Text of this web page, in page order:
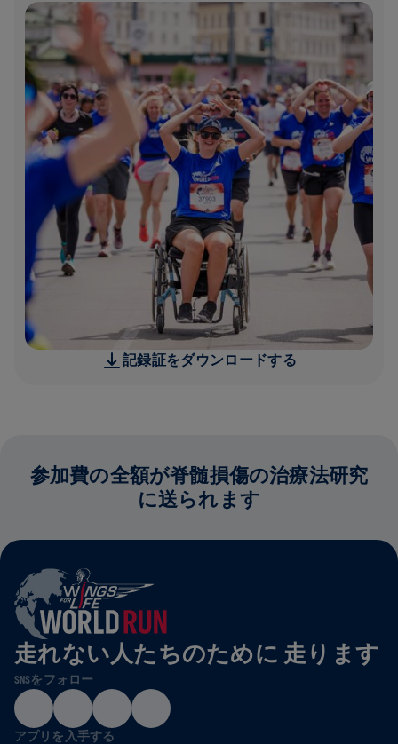
記録証をダウンロードする
参加費の全額が脊髄損傷の治療法研究
に送られます
走れない人たちのために 走ります
SNSをフォロー
アプリを入手する